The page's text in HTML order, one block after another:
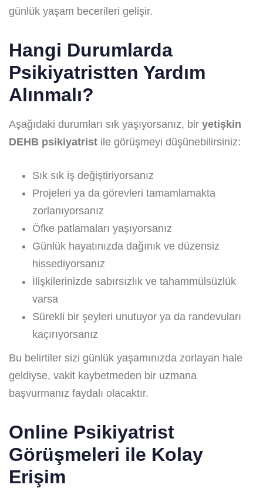
günlük yaşam becerileri gelişir.
Hangi Durumlarda
Psikiyatristten Yardım
Alınmalı?
Aşağıdaki durumları sık yaşıyorsanız, bir yetişkin
DEHB psikiyatrist ile görüşmeyi düşünebilirsiniz:
Sık sık iş değiştiriyorsanız
Projeleri ya da görevleri tamamlamakta
zorlanıyorsanız
Öfke patlamaları yaşıyorsanız
Günlük hayatınızda dağınık ve düzensiz
hissediyorsanız
İlişkilerinizde sabırsızlık ve tahammülsüzlük
varsa
Sürekli bir şeyleri unutuyor ya da randevuları
kaçırıyorsanız
Bu belirtiler sizi günlük yaşamınızda zorlayan hale
geldiyse, vakit kaybetmeden bir uzmana
başvurmanız faydalı olacaktır.
Online Psikiyatrist
Görüşmeleri ile Kolay
Erişim